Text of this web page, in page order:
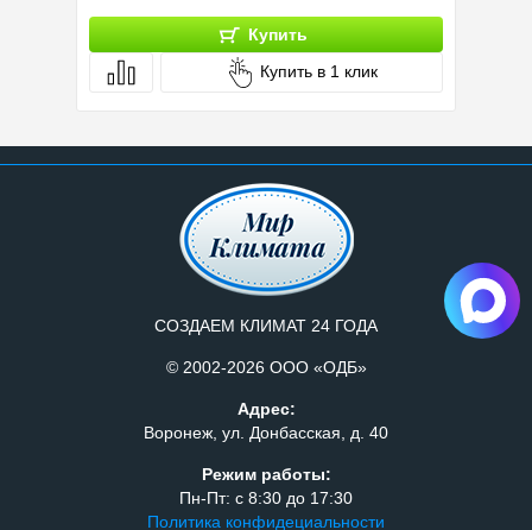
Купить
Купить в 1 клик
СОЗДАЕМ КЛИМАТ 24 ГОДА
© 2002-2026 ООО «ОДБ»
Адрес:
Воронеж, ул. Донбасская, д. 40
Режим работы:
Пн-Пт: с 8:30 до 17:30
Политика конфидециальности